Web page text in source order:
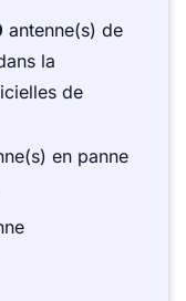
antenne(s) de
la
de
en panne